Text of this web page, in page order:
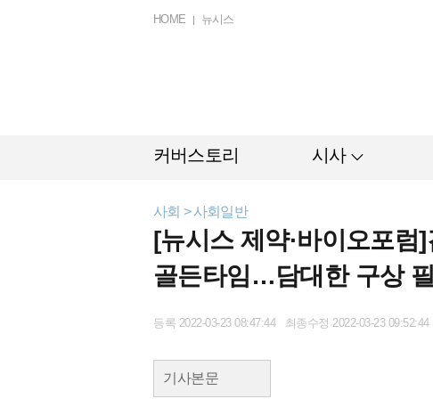
HOME 뉴시스
커버스토리 시사
사회 > 사회일반
[뉴시스 제약·바이오포
골든타임…담대한 구상
등록 2022-03-23 08:47:44 최종수정 2022-03-23 09:52:44
기사본문